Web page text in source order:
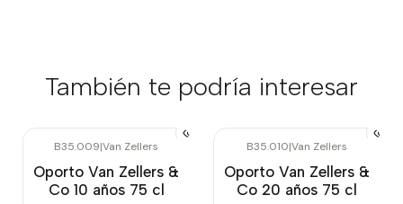
También te podría interesar
B35.009|Van Zellers
Oporto Van Zellers &
Co 10 años 75 cl
B35.010|Van Zellers
Oporto Van Zellers &
Co 20 años 75 cl